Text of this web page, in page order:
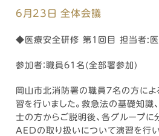
6月23日 全体会議
◆医療安全研修 第1回目 担当者:医
参加者：職員61名(全部署参加)
岡山市北消防署の職員7名の方に
習を行いました。救急法の基礎知識
士の方からご説明後、各グループに
AEDの取り扱いについて演習を行い